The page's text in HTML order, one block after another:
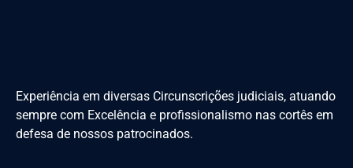
Experiência em diversas Circunscrições judiciais, atuando
sempre com Excelência e profissionalismo nas cortês em
defesa de nossos patrocinados.